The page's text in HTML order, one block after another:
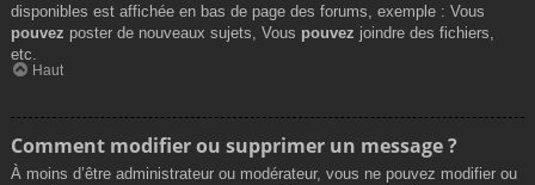
disponibles est affichée en bas de page des forums, exemple : Vous
pouvez poster de nouveaux sujets, Vous pouvez joindre des fichiers,
etc.
Haut
Comment modifier ou supprimer un message ?
À moins d’être administrateur ou modérateur, vous ne pouvez modifier ou